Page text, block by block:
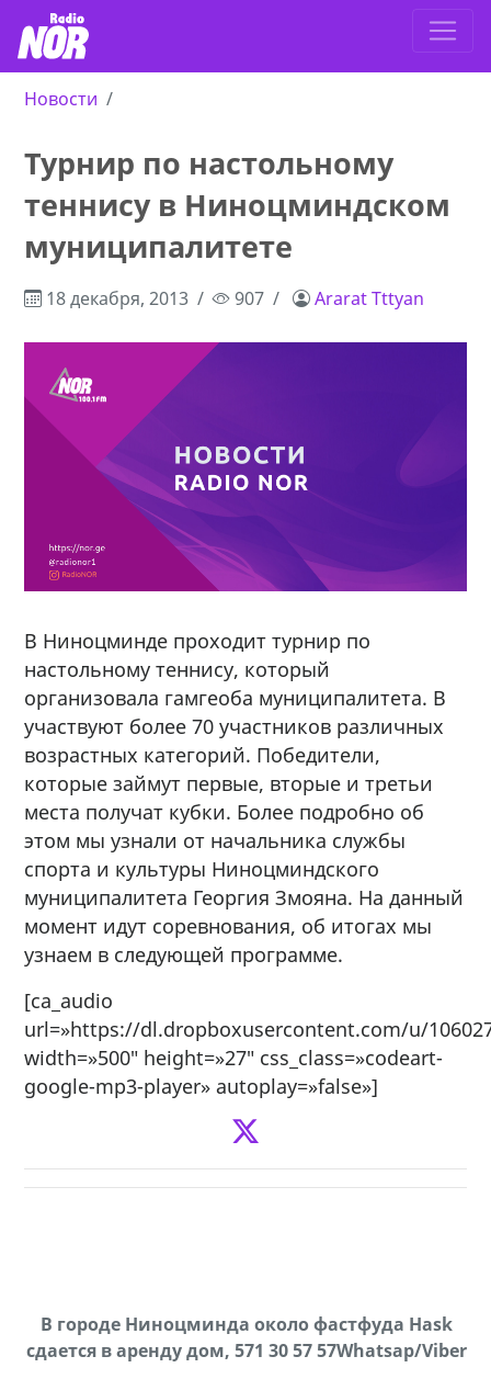
Новости
Турнир по настольному
теннису в Ниноцминдском
муниципалитете
18 декабря, 2013 907 Ararat Tttyan
В Ниноцминде проходит турнир по
настольному теннису, который
организовала гамгеоба муниципалитета. В
участвуют более 70 участников различных
возрастных категорий. Победители,
которые займут первые, вторые и третьи
места получат кубки. Более подробно об
этом мы узнали от начальника службы
спорта и культуры Ниноцминдского
муниципалитета Георгия Змояна. На данный
момент идут соревнования, об итогах мы
узнаем в следующей программе.
[ca_audio
url=»https://dl.dropboxusercontent.com/u/
width=»500″ height=»27″ css_class=»codeart-
google-mp3-player» autoplay=»false»]
В городе Ниноцминда около фастфуда Hask
cдается в аренду дом, 571 30 57 57Whatsap/Viber
Продается машина марки Prado,571 30 57
57Whatsap/Viber